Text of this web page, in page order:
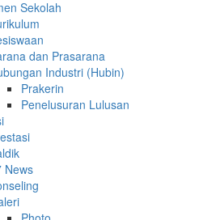
Sekolah
dan Prasarana
Industri (Hubin)
Prakerin
Penelusuran Lulusan
News